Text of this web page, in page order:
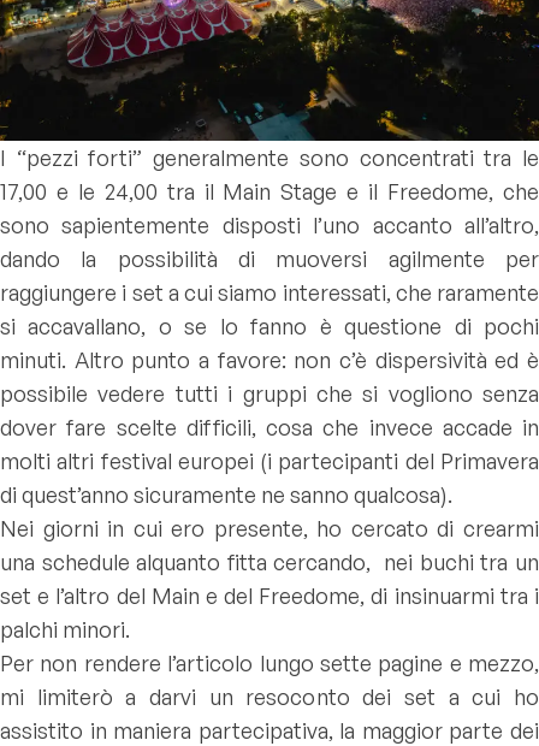
I “pezzi forti” generalmente sono concentrati tra le
17,00 e le 24,00 tra il Main Stage e il Freedome, che
sono sapientemente disposti l’uno accanto all’altro,
dando la possibilità di muoversi agilmente per
raggiungere i set a cui siamo interessati, che raramente
si accavallano, o se lo fanno è questione di pochi
minuti. Altro punto a favore: non c’è dispersività ed è
possibile vedere tutti i gruppi che si vogliono senza
dover fare scelte difficili, cosa che invece accade in
molti altri festival europei (i partecipanti del Primavera
di quest’anno sicuramente ne sanno qualcosa).
Nei giorni in cui ero presente, ho cercato di crearmi
una schedule alquanto fitta cercando, nei buchi tra un
set e l’altro del Main e del Freedome, di insinuarmi tra i
palchi minori.
Per non rendere l’articolo lungo sette pagine e mezzo,
mi limiterò a darvi un resoconto dei set a cui ho
assistito in maniera partecipativa, la maggior parte dei